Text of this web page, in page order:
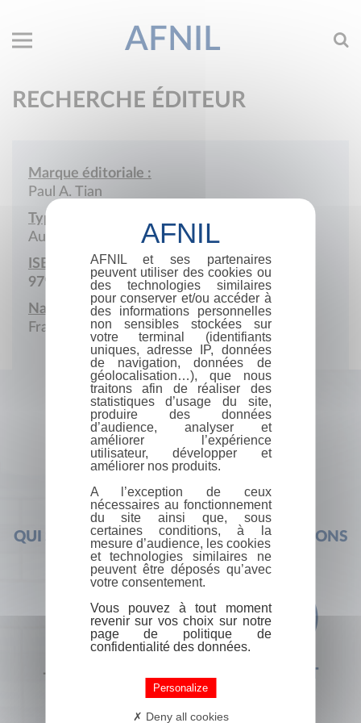
AFNIL
RECHERCHE ÉDITEUR
Marque éditoriale :
Paul A. Tian
Type de société :
Auto-édition
ISBN :
979-10-978167
Nationalité :
France
QUI SOMMES-NOUS ? FOIRE AUX QUESTIONS
+33 (0) 1 44 41 29 19 CONTACT
AFNIL et ses partenaires
peuvent utiliser des cookies ou
des technologies similaires
pour conserver et/ou accéder à
des informations personnelles
non sensibles stockées sur
votre terminal (identifiants
uniques, adresse IP, données
de navigation, données de
géolocalisation…), que nous
traitons afin de réaliser des
statistiques d’usage du site,
produire des données
d’audience, analyser et
améliorer l’expérience
utilisateur, développer et
améliorer nos produits.
A l’exception de ceux
nécessaires au fonctionnement
du site ainsi que, sous
certaines conditions, à la
mesure d’audience, les cookies
et technologies similaires ne
peuvent être déposés qu’avec
votre consentement.
Vous pouvez à tout moment
revenir sur vos choix sur notre
page de politique de
confidentialité des données.
Personalize
Deny all cookies